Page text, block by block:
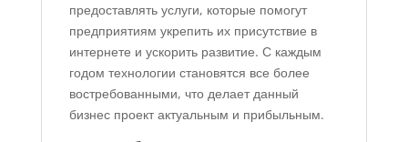
предоставлять услуги, которые помогут
предприятиям укрепить их присутствие в
интернете и ускорить развитие. С каждым
годом технологии становятся все более
востребованными, что делает данный
бизнес проект актуальным и прибыльным.